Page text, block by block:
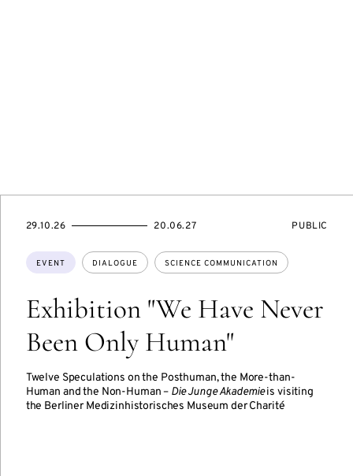
Exhibition "We Have Never
Been Only Human"
Twelve Speculations on the Posthuman, the More-than-
Human and the Non-Human – Die Junge Akademieis visiting
the Berliner Medizinhistorisches Museum der Charité
Topics:
EVENT DIALOGUE SCIENCE COMMUNICATION
STARTS
29.10.26
ENDS
20.06.27
EVENT
PUBLIC